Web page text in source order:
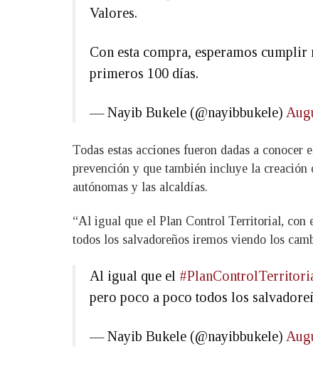
Valores.
Con esta compra, esperamos cumplir
primeros 100 días.
— Nayib Bukele (@nayibbukele)
Todas estas acciones fueron dadas a
prevención y que también incluye la
autónomas y las alcaldías.
“Al igual que el Plan Control Territorial, con
todos los salvadoreños iremos viendo los
Al igual que el
pero poco a poco todos los
— Nayib Bukele (@nayibbukele)